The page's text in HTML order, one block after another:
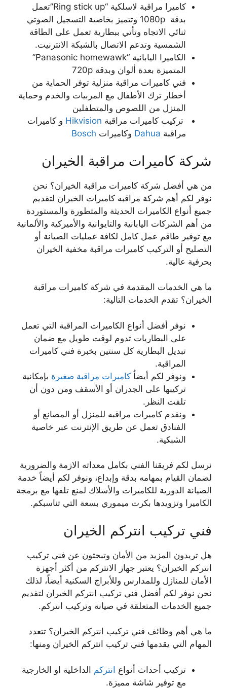
كاميرا مراقبة لاسلكية “Ring stick up”تعمل
بدقة 1080p وتتميز بخاصية التسجيل الصوتي
ثنائي الاتجاه وتأتي ببطارية تعمل على الطاقة
الشمسية وتدعم الاتصال بالشبكة الانترنيت.
الكاميرا اليابانية “Panasonic homewawk”
المتميزة بعدة ألوان وبدقة 720p
فني كاميرات مراقبة منزلية توفر الحماية من
أخطار ترك الأطفال مع المربيات والخدم وحماية
المنزل من اللصوص والمتطفلين
تركيب كاميرات مراقبة Hikvision و كاميرات
مراقبة Dahua وكاميرات Bosch
شركة كاميرات مراقبة الخيران
من هي أفضل شركة كاميرات مراقبة الخيران؟ نحن
نوفر لكم أهم شركة مراقبه كاميرات الخيران لتقديم
جميع أنواع الكاميرات الحديثة والمتطورة والمستوردة
من أهم الشركات اليابانية والتايوانية والأميركية والألمانية
مع توفير طاقم عمل كامل لكافة عمليات الصيانة أو
التصليح أو التركيب كاميرات مراقبة مخفية الخيران
بحرفية عالية.
ما هي الخدمات المقدمة في شركة كاميرات مراقبة
الخيران؟ تقدم الخدمات التالية:
نوفر أفضل أنواع الكاميرات المراقبة التي تعمل
على البطاريات تدوم لوقت طويل مع ضمان
تبديل البطارية كل سنتين بخبرة فني كاميرات
المراقبة.
ونوفر لكم أيضاُ كاميرات مراقبة صغيرة بإمكانية
تركيبها على الجدران أو الأسقف ومن دون أن
تلفت النظر.
ونقدم كاميرات مراقبه للمنزل أو المصانع أو
الفنادق تعمل عن طريق الإنترنت عبر خاصية
الشبكية.
نرسل لكم فريقنا الفني بكامل معداته الازمة والضرورية
لضمان القيام بمهامه بدقة وإبداع، ونوفر لكم أيضاً خدمة
الصيانة الدورية للكاميرات والأسلاك لمنع تلفها مع برمجة
الكاميرا وتزويدها بكرت ميموري بسعة التي تناسبكم.
فني تركيب انتركم الخيران
هل تريدون المزيد من الأمان وتبحثون عن فني تركيب
انتركم الخيران؟ يعتبر جهاز الانتركم من أكثر أجهزة
الأمان للمنازل وللمدارس وللأبراج السكنية أيضاً، لذلك
نحن نوفر لكم أفضل فني تركيب انتركم الخيران لتقديم
جميع الخدمات المتعلقة في صيانة وتركيب انتركم.
ما هي أهم وظائف فني تركيب انتركم الخيران؟ تتعدد
المهام التي يقدمها فني تركيب انتركم الخيران ومنها:
تركيب أحداث أنواع انتركم الداخلية او الخارجية
مع توفير شاشة مميزة.